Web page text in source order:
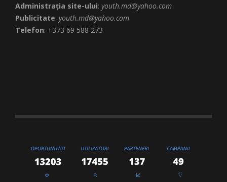
Administrația site-ului: youth.md@yahoo.com
Publicitate: youth.md@yahoo.com
Telefon: +373 69 588 273